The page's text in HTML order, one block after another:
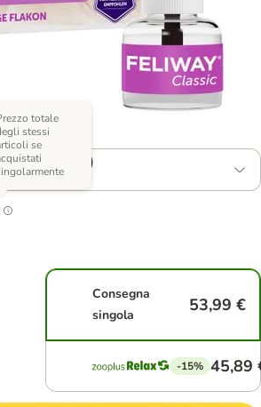
(48 ml cad.)
totale
stessi
se
Consegna
singola
53,99 €
-15% 45,89